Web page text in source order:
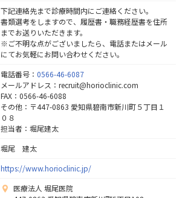
下記連絡先まで診療時間内にご連絡ください。
書類選考をしますので、履歴書・職務経歴書を住所
までお送りいただきます。
※ご不明な点がございましたら、電話またはメール
にてお気軽にお問い合わせください。
電話番号： 0566-46-6087
メールアドレス：recruit@horioclinic.com
FAX：0566-46-6088
その他：〒447-0863 愛知県碧南市新川町５丁目１
０８
担当者：堀尾建太
堀尾 建太
https://www.horioclinic.jp/
医療法人 堀尾医院